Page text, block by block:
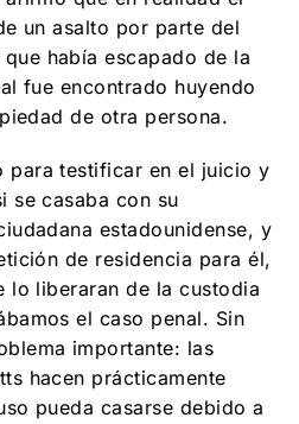
un asalto por parte del
había escapado de la
fue encontrado huyendo
de otra persona.
para testificar en el juicio y
se casaba con su
estadounidense, y
de residencia para él,
lo liberaran de la custodia
el caso penal. Sin
importante: las
hacen prácticamente
pueda casarse debido a